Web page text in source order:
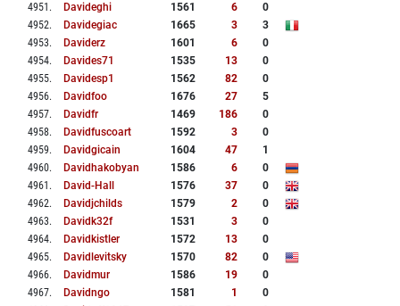
4951 . Davideghi 1561 6
0
4952. Davidegiac 1665 3
3
4953. Daviderz 1601 6
0
4954. Davides71 1535 13
0
4955. Davidesp1 1562 82
0
4956. Davidfoo 1676 27
5
4957. Davidfr 1469 186
0
4958. Davidfuscoart 1592 3
0
4959. Davidgicain 1604 47
1
4960. Davidhakobyan 1586 6
0
4961 . David-Hall 1576 37
0
4962. Davidjchilds 1579 2
0
4963. Davidk32f 1531 3
0
4964. Davidkistler 1572 13
0
4965. Davidlevitsky 1570 82
0
4966. Davidmur 1586 19
0
4967. Davidngo 1581 1
0